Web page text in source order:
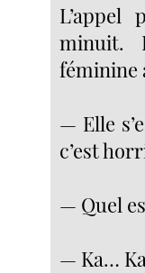
L’appel
minuit.
féminine
— Elle
c’est
— Quel
— Ka…